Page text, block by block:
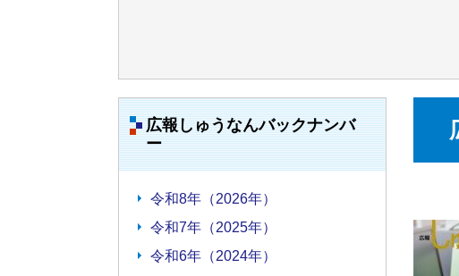
広報しゅうなんバックナンバ
ー
令和8年（2026年）
令和7年（2025年）
令和6年（2024年）